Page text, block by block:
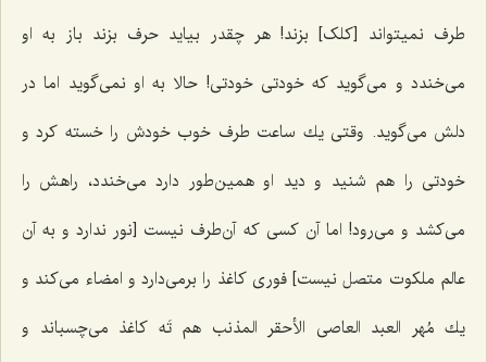
طرف نمی‎تواند [کلک] بزند! هر چقدر بیاید حرف بزند باز به او
می‌خندد و مى‌گوید که خودتى خودتى! حالا به او نمى‌گوید اما در
دلش مى‌گوید. وقتى یك ساعت طرف خوب خودش را خسته كرد و
خودتى را هم شنید و دید او همین‌طور دارد مى‌خندد، راهش را
مى‌كشد و مى‌رود! اما آن كسى كه آن‌طرف نیست [نور ندارد و به آن
عالم ملکوت متصل نیست] فورى كاغذ را برمى‌دارد و امضاء مى‌كند و
یك مُهر العبد العاصى الأحقر المذنب هم تَه كاغذ مى‌چسباند و